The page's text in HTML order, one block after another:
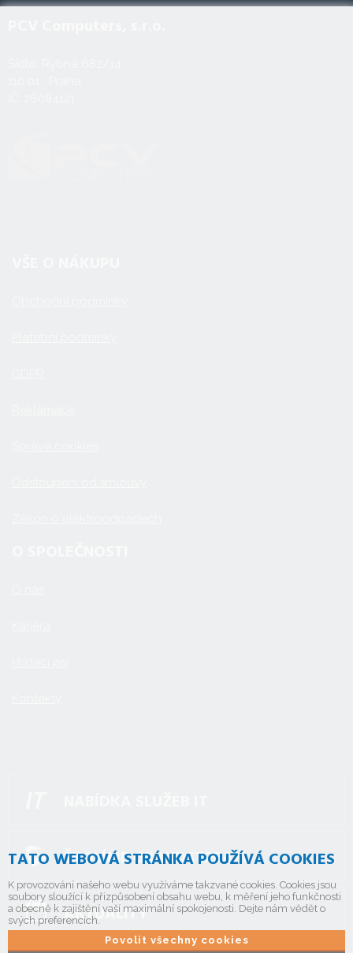
ŠKOLÍME GRANDSTREAM
AKTUALITY
TATO WEBOVÁ STRÁNKA POUŽÍVÁ COOKIES
K provozování našeho webu využíváme takzvané cookies. Cookies jsou
soubory sloužící k přizpůsobení obsahu webu, k měření jeho funkčnosti
a obecně k zajištění vaší maximální spokojenosti. Dejte nám vědět o
svých preferencích.
Povolit všechny cookies